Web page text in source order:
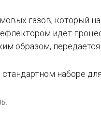
газов, который
идет
образом,
стандартном наборе